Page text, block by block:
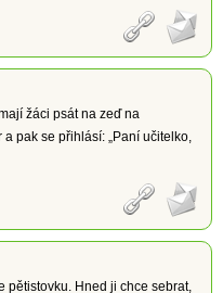
žáci psát na zeď na
pak se přihlásí: „Paní učitelko,
pětistovku. Hned ji chce sebrat,